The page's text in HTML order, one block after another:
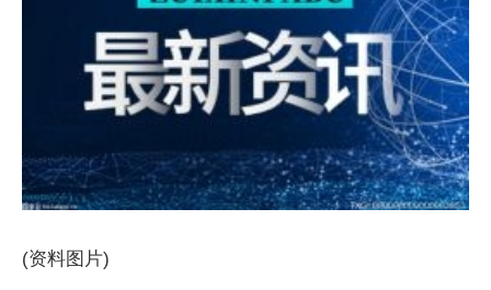
(资料图片)